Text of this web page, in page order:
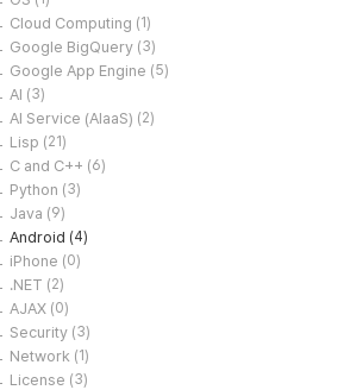
Cloud Computing (1)
Google BigQuery (3)
Google App Engine (5)
AI (3)
AI Service (AIaaS) (2)
Lisp (21)
C and C++ (6)
Python (3)
Java (9)
Android (4)
iPhone (0)
.NET (2)
AJAX (0)
Security (3)
Network (1)
License (3)